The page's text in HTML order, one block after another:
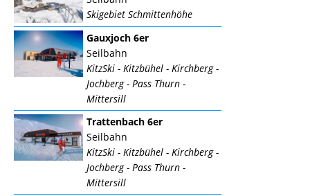
Skigebiet Schmittenhöhe
Gauxjoch 6er
Seilbahn
KitzSki - Kitzbühel - Kirchberg -
Jochberg - Pass Thurn -
Mittersill
Trattenbach 6er
Seilbahn
KitzSki - Kitzbühel - Kirchberg -
Jochberg - Pass Thurn -
Mittersill